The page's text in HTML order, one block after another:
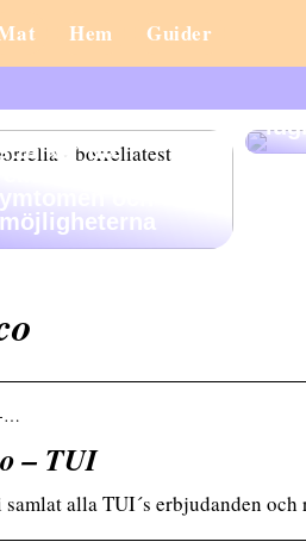
Hem Guider
du
och
…
– TUI
alla TUI´s erbjudanden och